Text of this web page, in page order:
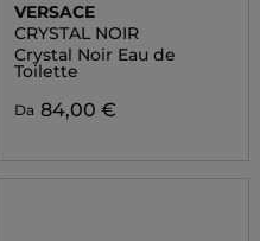
VERSACE
CRYSTAL NOIR
Crystal Noir Eau de
Toilette
Da 84,00 €